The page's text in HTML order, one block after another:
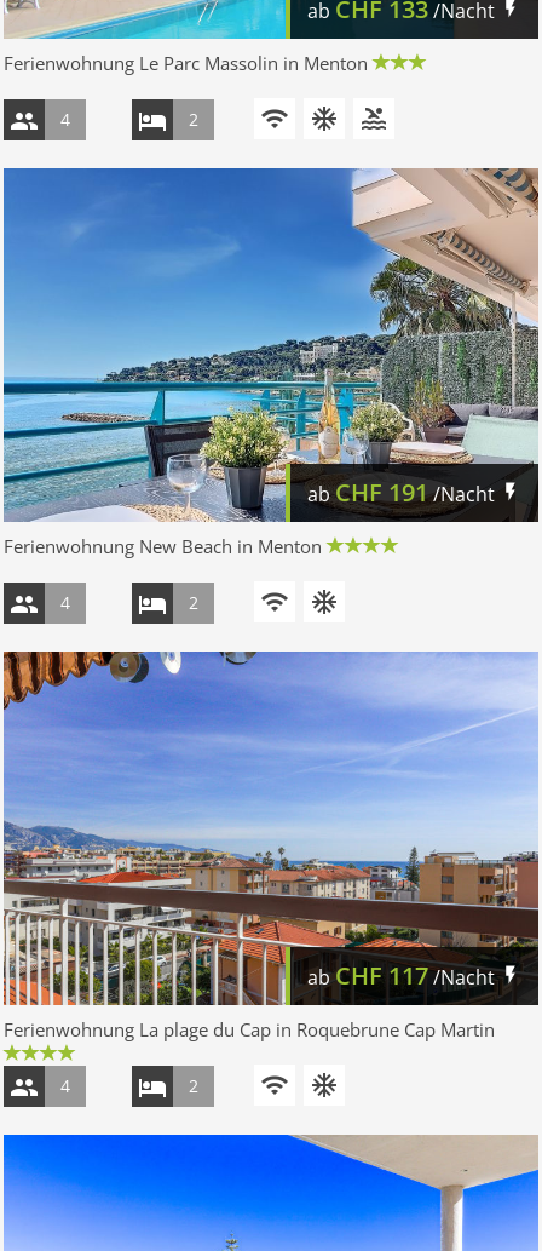
ab CHF 133/Nacht
Ferienwohnung Le Parc Massolin in Menton
4 2
abCHF 191/Nacht
Ferienwohnung New Beach in Menton
4 2
abCHF 117/Nacht
Ferienwohnung La plage du Cap in Roquebrune Cap Martin
4 2